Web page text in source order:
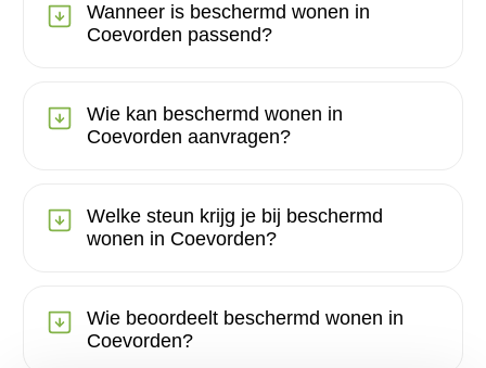
Wanneer is beschermd wonen in
Coevorden passend?
Wie kan beschermd wonen in
Coevorden aanvragen?
Welke steun krijg je bij beschermd
wonen in Coevorden?
Wie beoordeelt beschermd wonen in
Coevorden?